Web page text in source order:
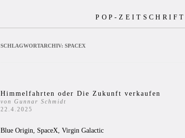
POP-ZEITSCHRIFT
SCHLAGWORTARCHIV: SPACEX
Himmelfahrten oder Die Zukunft verkaufen
von Gunnar Schmidt
22.4.2025
Blue Origin, SpaceX, Virgin Galactic